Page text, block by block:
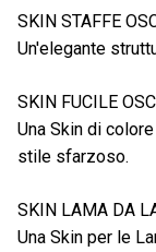
SKIN STAFFE
Un'elegante
SKIN FUCILE
Una Skin di
stile sfarzoso.
SKIN LAMA DA
Una Skin per le